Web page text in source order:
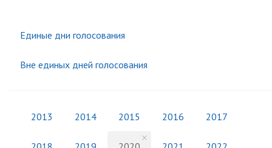
Единые дни голосования
Вне единых дней голосования
2013 2014 2015 2016 2017